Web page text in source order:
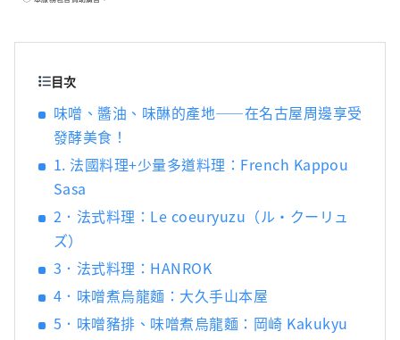
的發酵食品文化。知多半島被伊勢灣和三河灣
環繞，風景優美，自古以來，清酒、醋、味
噌、醬油等釀造業便蓬勃發展。西川是德川家
康的故鄉，以「八丁味噌」和「白醬油」等獨
目次
味噌、醬油、味醂的產地——在名古屋周邊享受
發酵美食！
1. 法國料理+少量多道料理：French Kappou
Sasa
2．法式料理：Le coeuryuzu（ル・クーリュ
ズ）
3．法式料理：HANROK
4．味噌煮烏龍麵：大久手山本屋
5．味噌豬排、味噌煮烏龍麵：岡崎 Kakukyu